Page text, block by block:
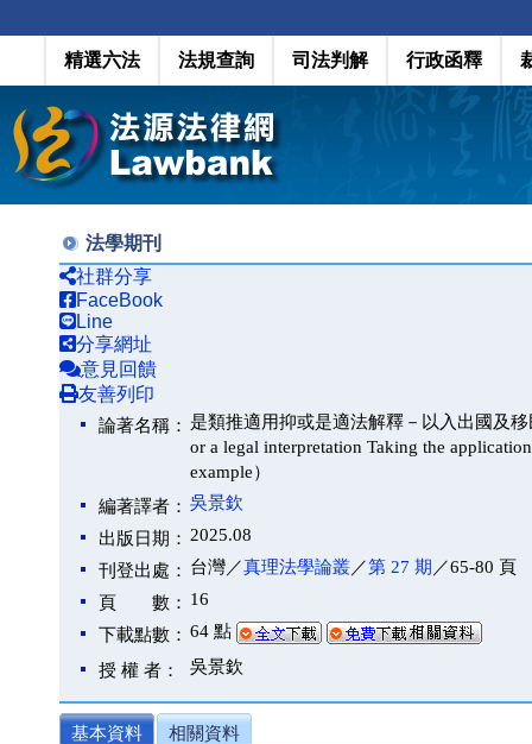
精選六法 法規查詢 司法判解 行政函釋
法學期刊
社群分享
FaceBook
Line
分享網址
意見回饋
友善列印
論著名稱： 是類推適用抑或是適法解釋－以入出國及
or a legal interpretation Taking the
example）
編著譯者： 吳景欽
出版日期： 2025.08
刊登出處： 台灣／真理法學論叢／第 27 期 ／65-80 頁
頁 數： 16
下載點數： 64 點
授 權 者： 吳景欽
基本資料
相關資料